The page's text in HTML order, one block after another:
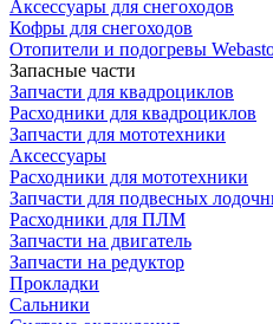
Аксессуары для снегоходов
Кофры для снегоходов
Отопители и подогревы
Запасные части
Запчасти для квадроциклов
Расходники для квадроциклов
Запчасти для мототехники
Аксессуары
Расходники для мототехники
Запчасти для подвесных
Расходники для ПЛМ
Запчасти на двигатель
Запчасти на редуктор
Прокладки
Сальники